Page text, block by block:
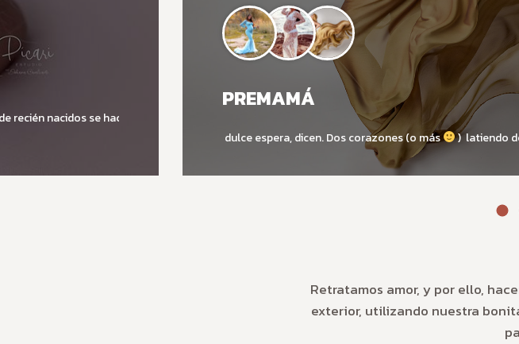
recién nacidos se hace
PREMAMÁ
La dulce espera, dicen. Dos corazones (o más ) latiendo
Retratamos amor, y por ello,
exterior, utilizando nuestra